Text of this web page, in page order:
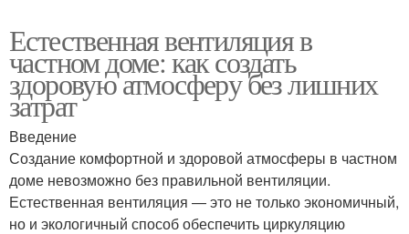
Естественная вентиляция в
частном доме: как создать
здоровую атмосферу без лишних
затрат
Введение
Создание комфортной и здоровой атмосферы в частном
доме невозможно без правильной вентиляции.
Естественная вентиляция — это не только экономичный,
но и экологичный способ обеспечить циркуляцию